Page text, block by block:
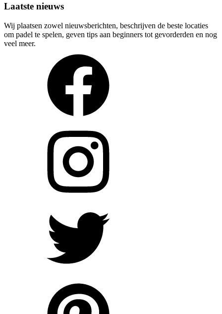
Laatste nieuws
Wij plaatsen zowel nieuwsberichten, beschrijven de beste locaties
om padel te spelen, geven tips aan beginners tot gevorderden en nog
veel meer.